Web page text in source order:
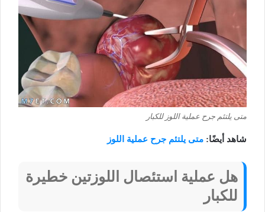
متى يلتئم جرح عملية اللوز للكبار
شاهد أيضًا: متى يلتئم جرح عملية اللوز
هل عملية استئصال اللوزتين خطيرة
للكبار